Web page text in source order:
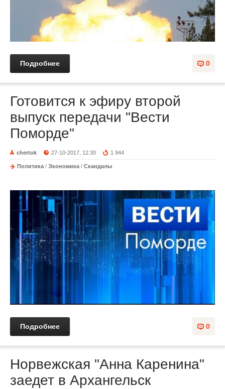
0
Подробнее
Готовится к эфиру второй
выпуск передачи "Вести
Поморде"
chertok 27-10-2017, 12:30 1 944
Политика / Экономика / Скандалы
0
Подробнее
Норвежская "Анна Каренина"
заедет в Архангельск